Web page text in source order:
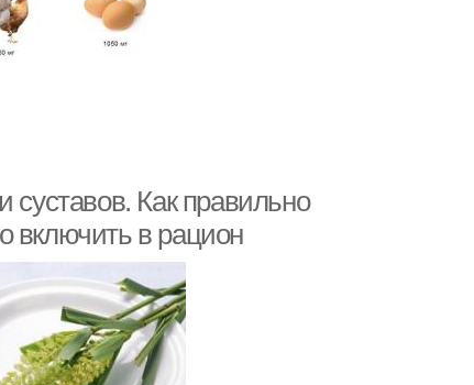
Как правильно
включить в рацион